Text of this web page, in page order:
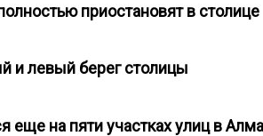
приостановят в столице
и левый берег столицы
еще на пяти участках улиц в